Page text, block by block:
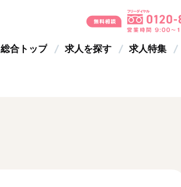
総合トップ 求人を探す 求人特集